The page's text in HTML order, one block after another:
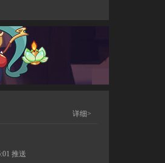
详细>
推送